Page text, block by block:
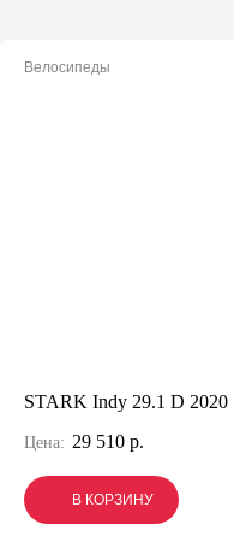
Велосипеды
STARK Indy 29.1 D 2020
Цена: 29 510 р.
В КОРЗИНУ
В КОРЗИНУ
В КОРЗИНУ